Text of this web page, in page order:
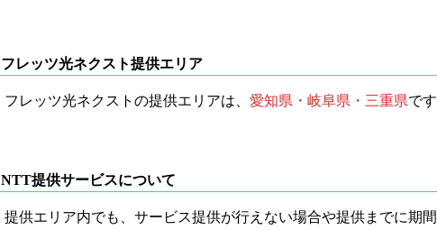
フレッツ光ネクスト提供エリア
フレッツ光ネクストの提供エリアは、 愛知県・岐阜県・三重県で
NTT提供サービスについて
提供エリア内でも、サービス提供が行えない場合や提供までに期